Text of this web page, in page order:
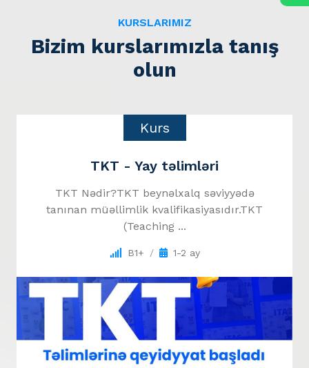
KURSLARIMIZ
Bizim kurslarımızla tanış
olun
Kurs
TKT - Yay təlimləri
TKT Nədir?TKT beynəlxalq səviyyədə
tanınan müəllimlik kvalifikasiyasıdır.TKT
(Teaching ...
B1+ 1-2 ay